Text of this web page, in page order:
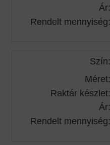
Ár:
Rendelt mennyiség:
Szín:
Méret:
Raktár készlet:
Ár:
Rendelt mennyiség: